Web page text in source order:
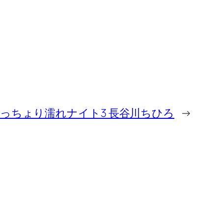
ちょり濡れナイト3 長谷川ちひろ →